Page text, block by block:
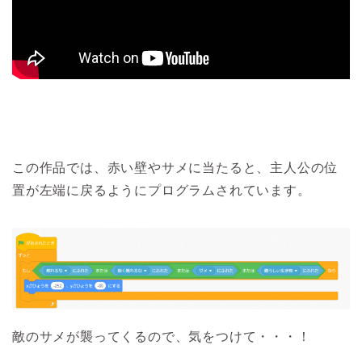
この作品では、赤い壁やサメに当たると、主人公の位
置が左端に戻るようにプログラムされています。
敵のサメが襲ってくるので、気をつけて・・・！